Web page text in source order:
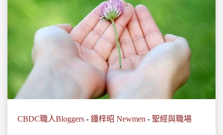
CBDC職人Bloggers - 鍾梓昭 Newmen - 聖經與職場